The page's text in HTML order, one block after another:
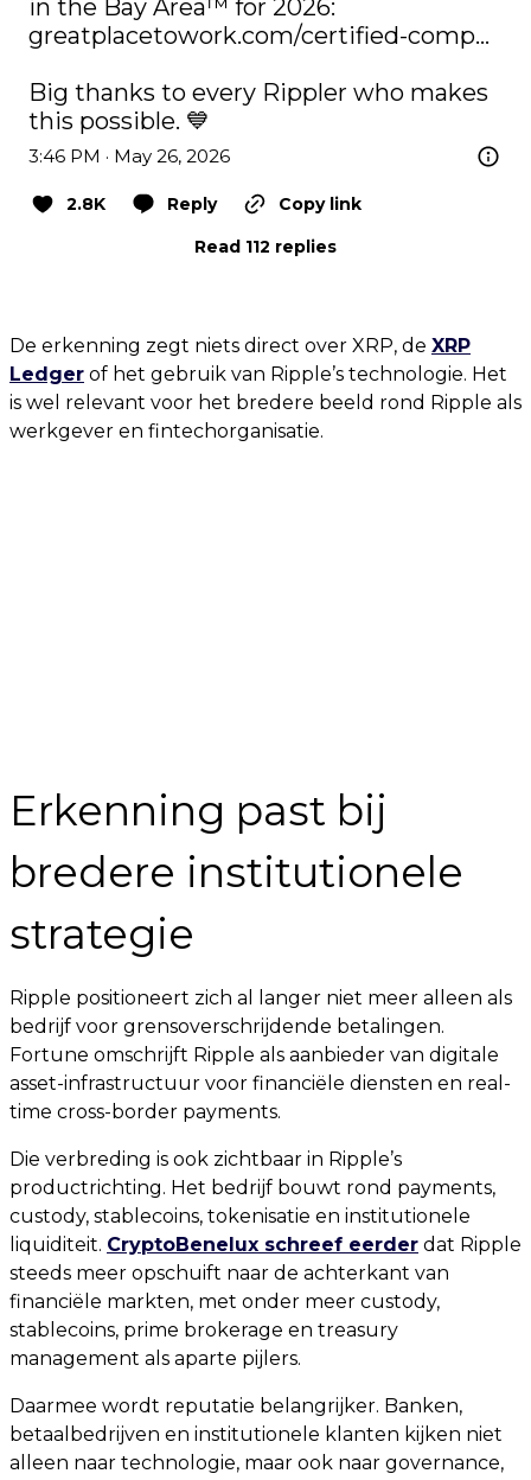
greatplacetowork.com/certified-comp…
Big thanks to every Rippler who makes
this possible. 💙
3:46 PM · May 26, 2026
2.8K Reply
Copy link
Read 112 replies
De erkenning zegt niets direct over XRP, de XRP
Ledger of het gebruik van Ripple’s technologie. Het
is wel relevant voor het bredere beeld rond Ripple als
werkgever en fintechorganisatie.
Erkenning past bij
bredere institutionele
strategie
Ripple positioneert zich al langer niet meer alleen als
bedrijf voor grensoverschrijdende betalingen.
Fortune omschrijft Ripple als aanbieder van digitale
asset-infrastructuur voor financiële diensten en real-
time cross-border payments.
Die verbreding is ook zichtbaar in Ripple’s
productrichting. Het bedrijf bouwt rond payments,
custody, stablecoins, tokenisatie en institutionele
liquiditeit. CryptoBenelux schreef eerder dat Ripple
steeds meer opschuift naar de achterkant van
financiële markten, met onder meer custody,
stablecoins, prime brokerage en treasury
management als aparte pijlers.
Daarmee wordt reputatie belangrijker. Banken,
betaalbedrijven en institutionele klanten kijken niet
alleen naar technologie, maar ook naar governance,